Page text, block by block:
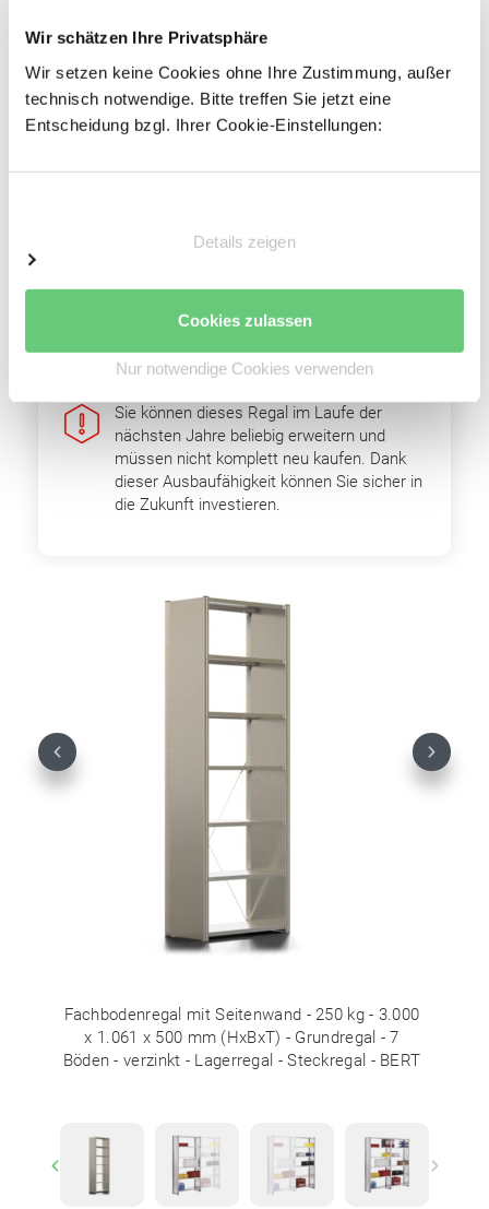
Wir schätzen Ihre Privatsphäre
Wir setzen keine Cookies ohne Ihre Zustimmung, außer
technisch notwendige. Bitte treffen Sie jetzt eine
Entscheidung bzgl. Ihrer Cookie-Einstellungen:
Details zeigen
Cookies zulassen
Nur notwendige Cookies verwenden
Mit Systemlochungen für Zubehör
Vorteile
Schnelle Fachbodenmontage dank steckbarer
Einfache Erweiterbarkeit durch Grund- und
Optimale Raumnutzung
Hohe Wirtschaftlichkeit
Sie können dieses Regal im Laufe der
nächsten Jahre beliebig erweitern und
müssen nicht komplett neu kaufen. Dank
dieser Ausbaufähigkeit können Sie sicher in
die Zukunft investieren.
Fachbodenregal mit Seitenwand - 250 kg - 3.000
x 1.061 x 500 mm (HxBxT) - Grundregal - 7
Böden - verzinkt - Lagerregal - Steckregal - BERT
Previous Next
Previous Next